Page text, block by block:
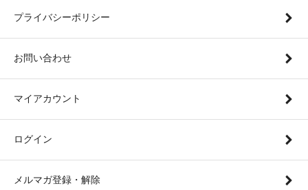
プライバシーポリシー
お問い合わせ
マイアカウント
ログイン
メルマガ登録・解除